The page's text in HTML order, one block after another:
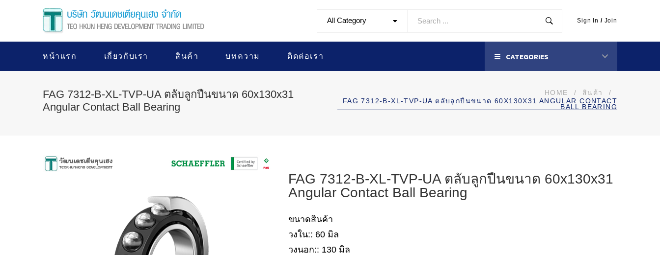
All Category Sign In / Join
หน้าแรก เกี่ยวกับเรา สินค้า บทความ ติดต่อเรา CATEGORIES
FAG 7312-B-XL-TVP-UA ตลับลูกปืนขนาด 60x130x31
Angular Contact Ball Bearing
HOME / สินค้า
/
FAG 7312-B-XL-TVP-UA ตลับลูกปืนขนาด 60X130X31 ANGULAR CONTACT
BALL BEARING
FAG 7312-B-XL-TVP-UA ตลับลูกปืนขนาด 60x130x31
Angular Contact Ball Bearing
ขนาดสินค้า
วงใน:: 60 มิล
วงนอก:: 130 มิล